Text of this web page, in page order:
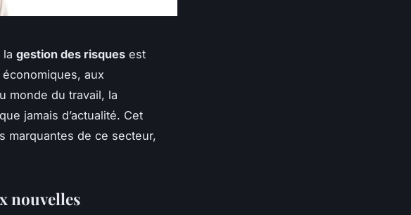
la gestion des risques est
aux
monde du travail, la
jamais d’actualité. Cet
marquantes de ce secteur,
nouvelles